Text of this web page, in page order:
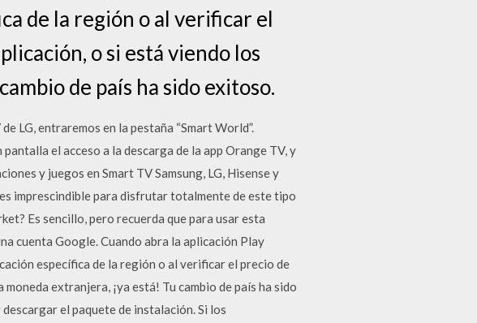
de la región o al verificar el
o si está viendo los
de país ha sido exitoso.
LG, entraremos en la pestaña “Smart World”.
el acceso a la descarga de la app Orange TV, y
y juegos en Smart TV Samsung, LG, Hisense y
imprescindible para disfrutar totalmente de este tipo
Es sencillo, pero recuerda que para usar esta
cuenta Google. Cuando abra la aplicación Play
específica de la región o al verificar el precio de
extranjera, ¡ya está! Tu cambio de país ha sido
el paquete de instalación. Si los